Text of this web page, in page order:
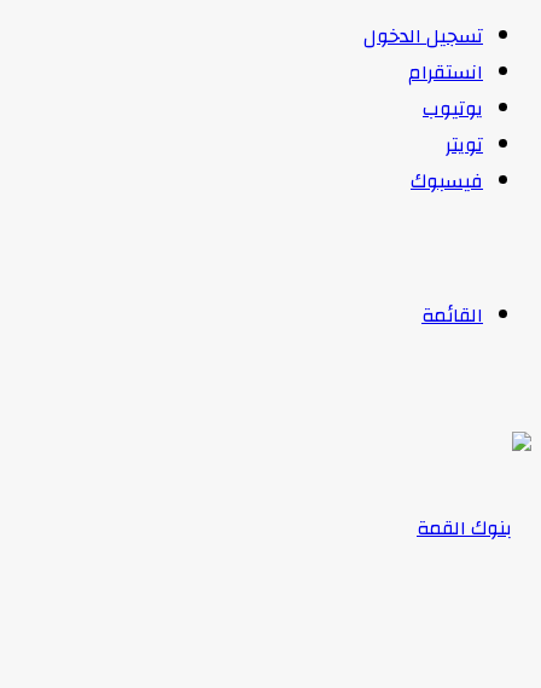
تسجيل الدخول
انستقرام
يوتيوب
تويتر
فيسبوك
القائمة